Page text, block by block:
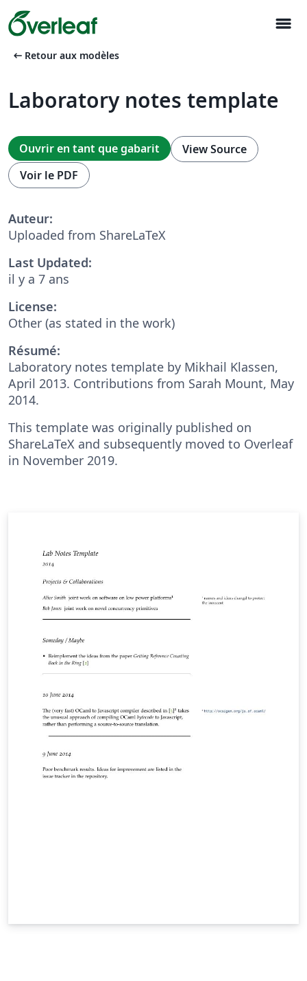
menu
arrow_left_alt Retour aux modèles
Laboratory notes template
Ouvrir en tant que gabarit
View Source
Voir le PDF
Auteur:
Uploaded from ShareLaTeX
Last Updated:
il y a 7 ans
License:
Other (as stated in the work)
Résumé:
Laboratory notes template by Mikhail Klassen,
April 2013. Contributions from Sarah Mount, May
2014.
This template was originally published on
ShareLaTeX and subsequently moved to Overleaf
in November 2019.